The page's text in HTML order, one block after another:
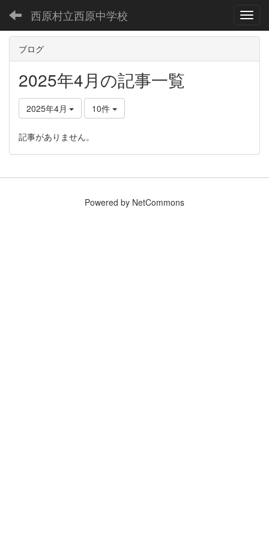
西原村立西原中学校
ブログ
2025年4月の記事一覧
2025年4月 10件
記事がありません。
Powered by NetCommons